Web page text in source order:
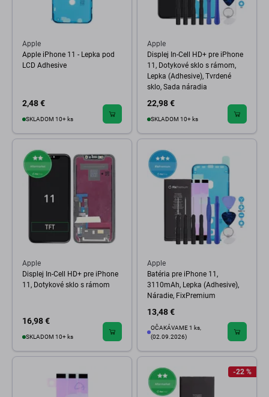
Apple
Apple iPhone 11 - Lepka pod
LCD Adhesive
2,48 €
SKLADOM 10+ ks
Apple
Displej In-Cell HD+ pre iPhone
11, Dotykové sklo s rámom,
Lepka (Adhesive), Tvrdené
sklo, Sada náradia
22,98 €
SKLADOM 10+ ks
Apple
Displej In-Cell HD+ pre iPhone
11, Dotykové sklo s rámom
16,98 €
SKLADOM 10+ ks
Apple
Batéria pre iPhone 11,
3110mAh, Lepka (Adhesive),
Náradie, FixPremium
13,48 €
OČAKÁVAME 1 ks,
(02.09.2026)
-22 %